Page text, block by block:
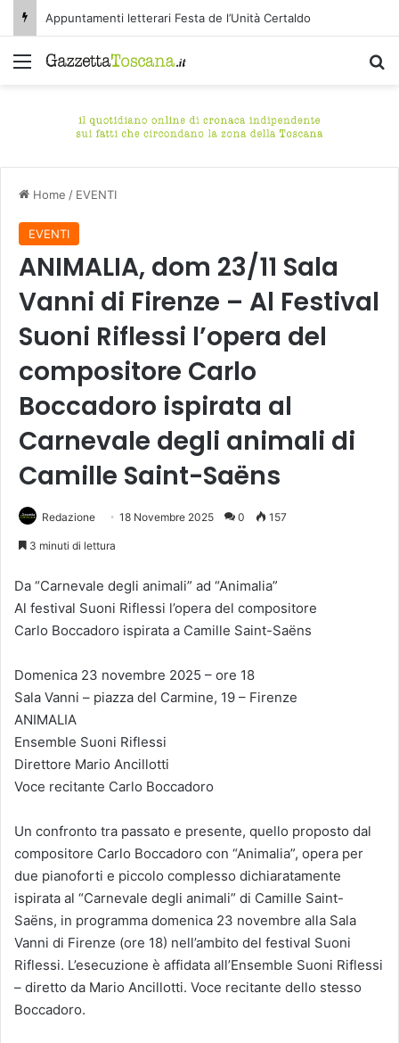
Appuntamenti letterari Festa de l’Unità Certaldo
Menu
Home / EVENTI
EVENTI
ANIMALIA, dom 23/11 Sala
Vanni di Firenze – Al Festival
Suoni Riflessi l’opera del
compositore Carlo
Boccadoro ispirata al
Carnevale degli animali di
Camille Saint-Saëns
Redazione 18 Novembre 2025 0 157
3 minuti di lettura
Da “Carnevale degli animali” ad “Animalia”
Al festival Suoni Riflessi l’opera del compositore
Carlo Boccadoro ispirata a Camille Saint-Saëns
Domenica 23 novembre 2025 – ore 18
Sala Vanni – piazza del Carmine, 19 – Firenze
ANIMALIA
Ensemble Suoni Riflessi
Direttore Mario Ancillotti
Voce recitante Carlo Boccadoro
Un confronto tra passato e presente, quello proposto dal
compositore Carlo Boccadoro con “Animalia”, opera per
due pianoforti e piccolo complesso dichiaratamente
ispirata al “Carnevale degli animali” di Camille Saint-
Saëns, in programma domenica 23 novembre alla Sala
Vanni di Firenze (ore 18) nell’ambito del festival Suoni
Riflessi. L’esecuzione è affidata all’Ensemble Suoni Riflessi
– diretto da Mario Ancillotti. Voce recitante dello stesso
Boccadoro.